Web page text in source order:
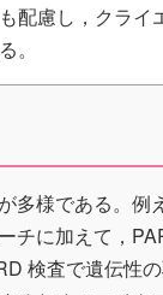
配慮し，クライ
。
多様である。例
チに加えて，
検査で遺伝性の